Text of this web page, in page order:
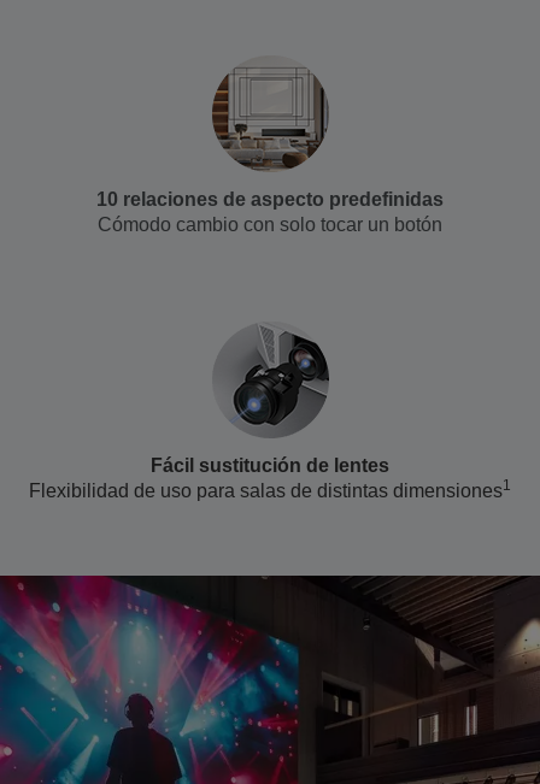
10 relaciones de aspecto predefinidas
Cómodo cambio con solo tocar un botón
Fácil sustitución de lentes
Flexibilidad de uso para salas de distintas dimensiones1